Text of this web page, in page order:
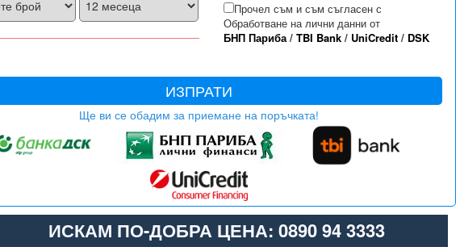
Прочел съм и съм съгласен с
Обработване на лични данни от
БНП Париба/ TBI Bank/ UniCredit/ DSK
ИЗПРАТИ
Ще ви се обадим за приемане на поръчката!
ИСКАМ ПО-ДОБРА ЦЕНА: 0890 94 3333